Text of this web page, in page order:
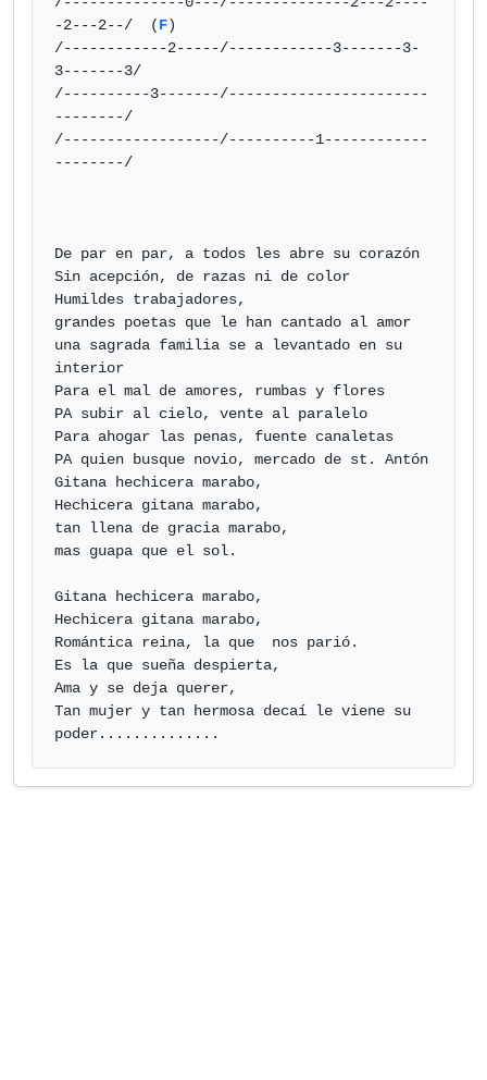
-2---2--/  (F)
/------------2-----/------------3-------3-
3-------3/
/----------3-------/-----------------------
--------/
/------------------/----------1------------
--------/
De par en par, a todos les abre su corazón
Sin acepción, de razas ni de color
Humildes trabajadores,
grandes poetas que le han cantado al amor
una sagrada familia se a levantado en su
interior
Para el mal de amores, rumbas y flores
PA subir al cielo, vente al paralelo
Para ahogar las penas, fuente canaletas
PA quien busque novio, mercado de st. Antón
Gitana hechicera marabo,
Hechicera gitana marabo,
tan llena de gracia marabo,
mas guapa que el sol.
Gitana hechicera marabo,
Hechicera gitana marabo,
Romántica reina, la que  nos parió.
Es la que sueña despierta,
Ama y se deja querer,
Tan mujer y tan hermosa decaí le viene su
poder..............